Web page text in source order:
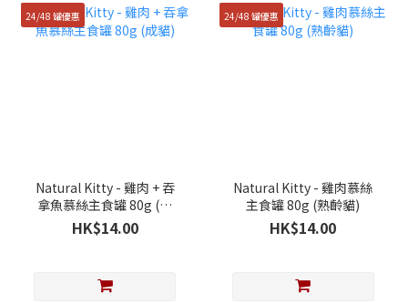
24/48 罐優惠
Natural Kitty - 雞肉 + 吞
拿魚慕絲主食罐 80g (成
貓)
HK$14.00
24/48 罐優惠
Natural Kitty - 雞肉慕絲
主食罐 80g (熟齡貓)
HK$14.00